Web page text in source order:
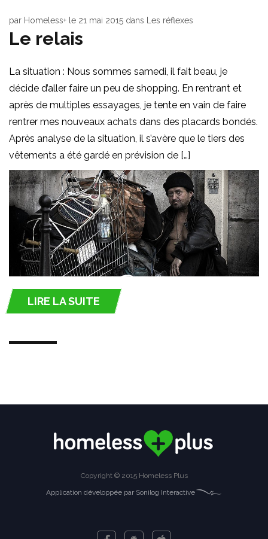
par Homeless+ le 21 mai 2015 dans Les réflexes
Le relais
La situation : Nous sommes samedi, il fait beau, je
décide d’aller faire un peu de shopping. En rentrant et
après de multiples essayages, je tente en vain de faire
rentrer mes nouveaux achats dans des placards bondés.
Après analyse de la situation, il s’avère que le tiers des
vêtements a été gardé en prévision de […]
LIRE LA SUITE
;
Copyright © 2015 Homeless Plus
Application développée par Sonilog Interactive